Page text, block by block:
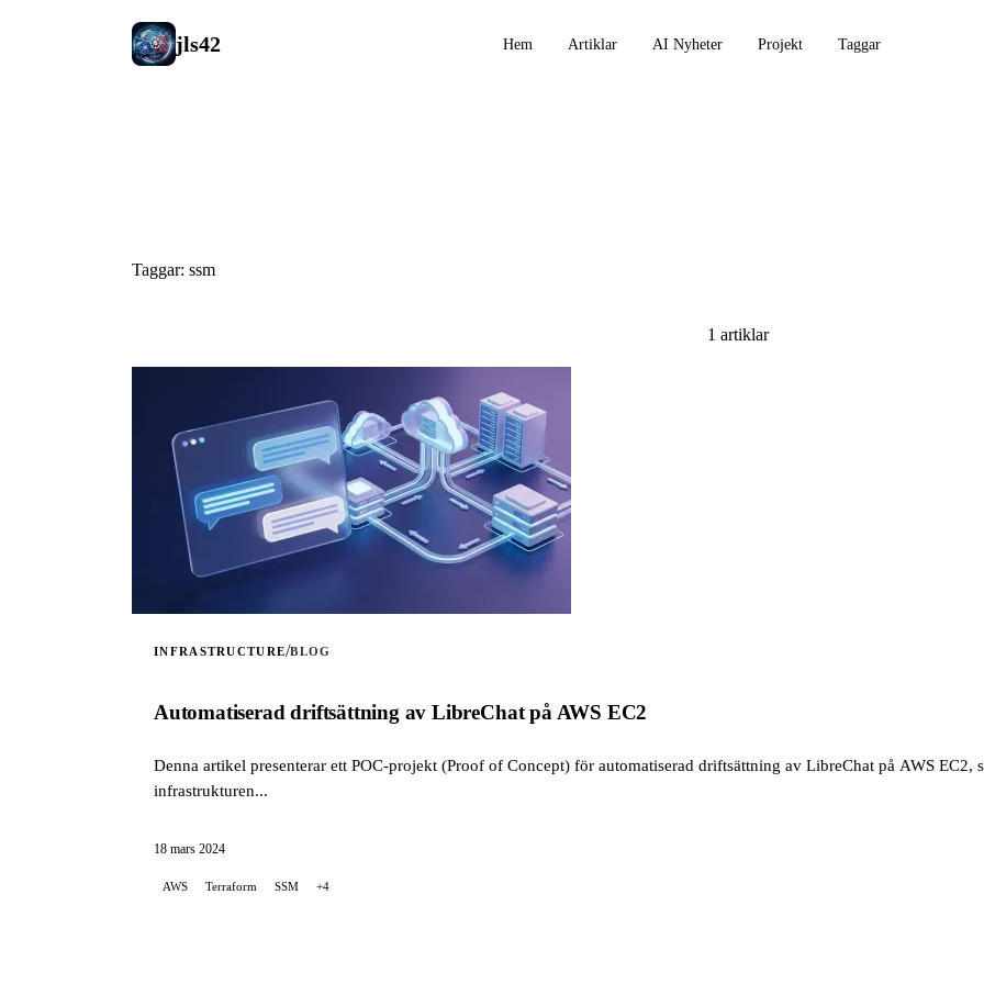
jls42 Hem Artiklar AI Nyheter Projekt Taggar
Taggar: ssm
1 artiklar
INFRASTRUCTURE/BLOG
Automatiserad driftsättning av LibreChat på AWS EC2
Denna artikel presenterar ett POC-projekt (Proof of Concept) för automatiserad driftsättning av LibreChat på AWS EC2,
infrastrukturen...
18 mars 2024
AWS Terraform SSM +4